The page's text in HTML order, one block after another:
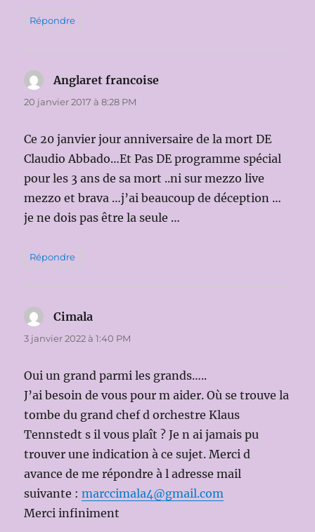
Répondre
Anglaret francoise
20 janvier 2017 à 8:28 PM
Ce 20 janvier jour anniversaire de la mort DE
Claudio Abbado…Et Pas DE programme spécial
pour les 3 ans de sa mort ..ni sur mezzo live
mezzo et brava …j’ai beaucoup de déception …
je ne dois pas être la seule …
Répondre
Cimala
3 janvier 2022 à 1:40 PM
Oui un grand parmi les grands…..
J’ai besoin de vous pour m aider. Où se trouve la
tombe du grand chef d orchestre Klaus
Tennstedt s il vous plaît ? Je n ai jamais pu
trouver une indication à ce sujet. Merci d
avance de me répondre à l adresse mail
suivante :marccimala4@gmail.com
Merci infiniment